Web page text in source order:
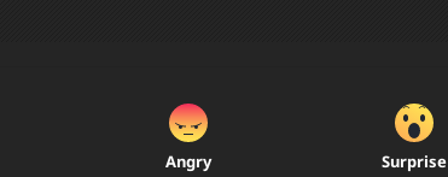
Angry Surprise